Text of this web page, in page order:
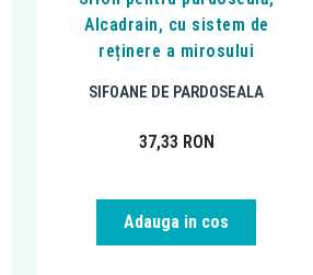
Alcadrain, cu sistem de
reținere a mirosului
SIFOANE DE PARDOSEALA
37,33 RON
Adauga in cos